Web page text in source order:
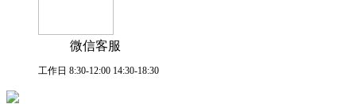
微信客服
工作日 8:30-12:00 14:30-18:30